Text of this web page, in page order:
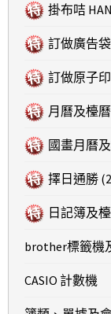
掛布咭
訂做廣告
訂做原子
月曆及檯
國畫月曆
擇日通勝
日記簿及
brother標籤機
CASIO 計數機